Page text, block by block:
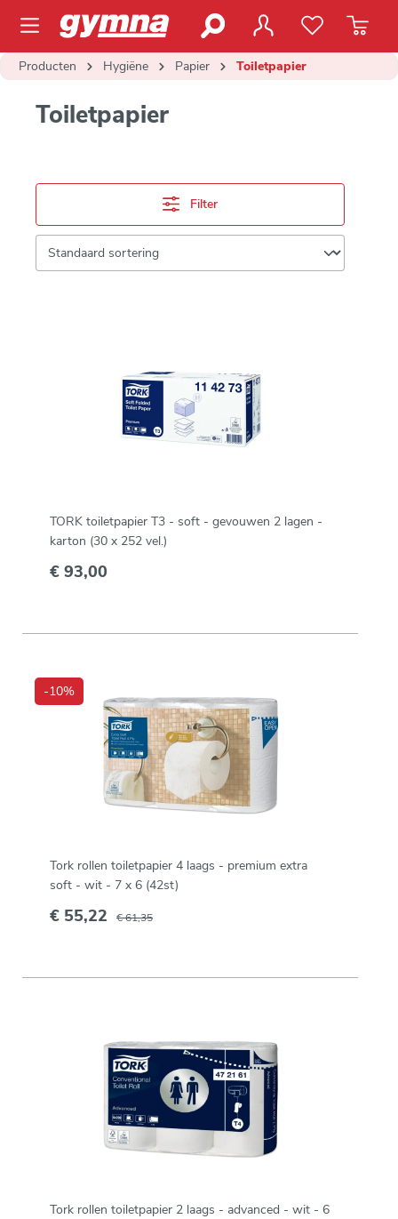
hoofdinhoud
Producten Hygiëne Papier Toiletpapier
Toiletpapier
Filter
TORK toiletpapier T3 - soft - gevouwen 2 lagen -
karton (30 x 252 vel.)
€ 93,00
-10%
Tork rollen toiletpapier 4 laags - premium extra
soft - wit - 7 x 6 (42st)
€ 55,22 € 61,35
Tork rollen toiletpapier 2 laags - advanced - wit - 6